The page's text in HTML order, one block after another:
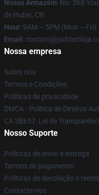
Nosso Armazém: No. 368
de Hubei, CN
Hour: 9AM – 5PM (Mon – Fri)
Email :
Nossa empresa
Sobre nós
Termos e Condições
Políticas de privacidade
DMCA - Política de Direitos
CA SB657: Lei de
Nosso Suporte
Políticas de envio e entrega
Termos de pagamento
Políticas de devolução e
Contacte-nos